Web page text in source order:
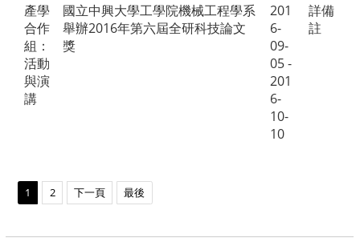
產學
合作
組：
活動
與演
講
國立中興大學工學院機械工程學系
舉辦2016年第六屆全研科技論文
獎
201
6-
09-
05 -
201
6-
10-
10
詳備
註
1 2 下一頁 最後